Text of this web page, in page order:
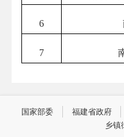
6
7
国家部委 福建省政府
乡镇